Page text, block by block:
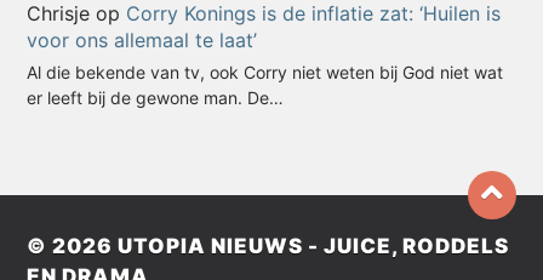
Chrisje op Corry Konings is de inflatie zat: ‘Huilen is
voor ons allemaal te laat’
Al die bekende van tv, ook Corry niet weten bij God niet wat
er leeft bij de gewone man. De…
© 2026UTOPIA NIEUWS - JUICE, RODDELS